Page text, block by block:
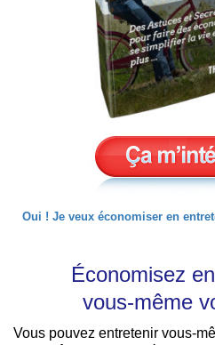
Oui ! Je veux économiser en
Économisez
vous-même
Vous pouvez entretenir vous-